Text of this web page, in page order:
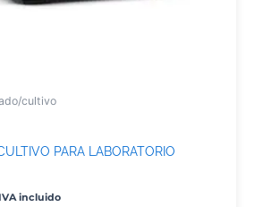
cultivo
PARA LABORATORIO
IVA incluido